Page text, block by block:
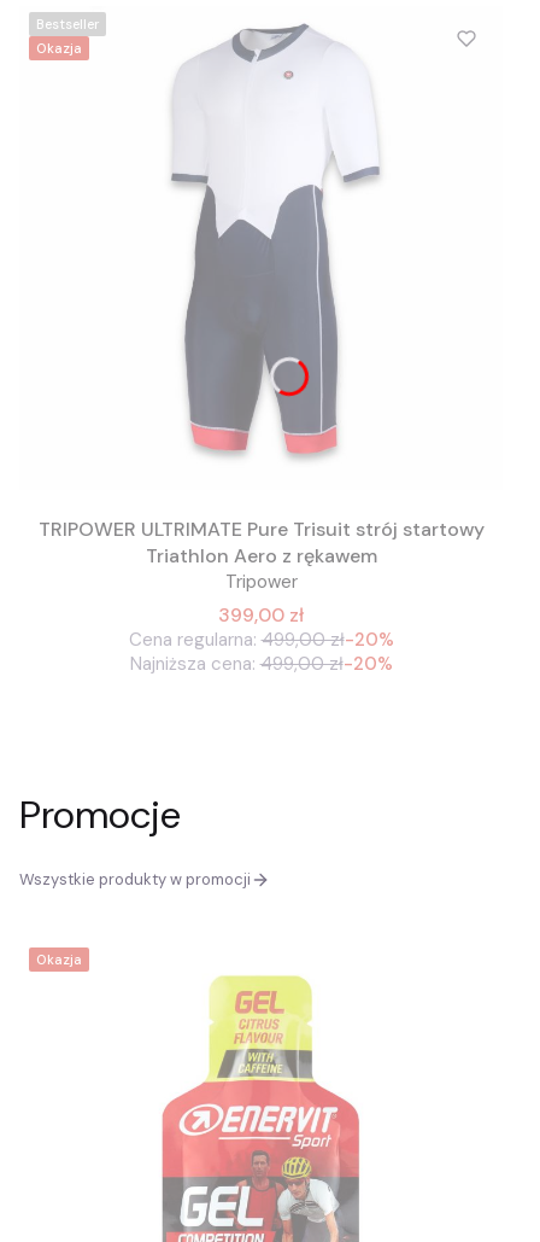
Okazja
Bestseller
TRIPOWER ULTRIMATE Pure Trisuit strój startowy
Triathlon Aero z rękawem
Tripower
399,00 zł
Cena regularna: 499,00 zł-20%
Najniższa cena: 499,00 zł-20%
Promocje
Wszystkie produkty w promocji
Okazja